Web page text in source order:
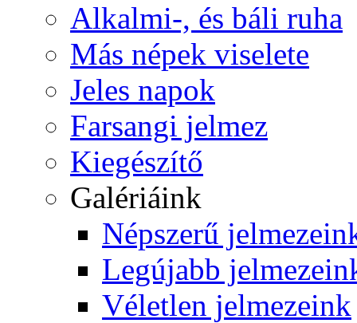
Alkalmi-, és báli ruha
Más népek viselete
Jeles napok
Farsangi jelmez
Kiegészítő
Galériáink
Népszerű
Legújabb
Véletlen jelmezeink